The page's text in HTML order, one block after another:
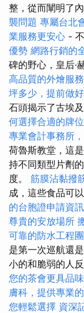
整，從而闡明了
襲問題 專屬台北
業服務更安心 -
優勢 網路行銷的
碑的野心，皇后·
高品質的外燴服務
坪多少，提前做
石頭揭示了古埃
何選擇合適的牌
專業會計事務所
荷魯斯教堂，這
持不同類型片劑
度。 筋膜沾黏撥
成，這些食品可
的台胞證申請資
尊貴的安放場所
可靠的防水工程
是第一次巡航還
小的和脆弱的人
您的茶會更具品味
膚科，提供專業
您輕鬆選擇 資深